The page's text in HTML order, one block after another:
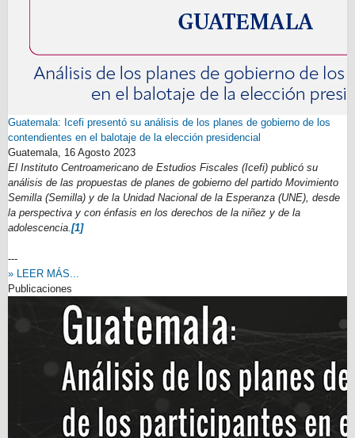
Guatemala: Icefi presentó su análisis de los planes de gobierno de los
contendientes en el balotaje de la elección presidencial
Guatemala, 16 Agosto 2023
El Instituto Centroamericano de Estudios Fiscales (Icefi) publicó su
análisis de las propuestas de planes de gobierno del partido Movimiento
Semilla (Semilla) y de la Unidad Nacional de la Esperanza (UNE), desde
la perspectiva y con énfasis en los derechos de la niñez y de la
adolescencia.[1]
---
» LEER MÁS...
Publicaciones